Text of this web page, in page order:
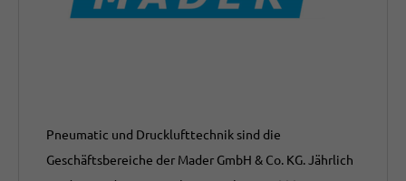
Pneumatic und Drucklufttechnik sind die
Geschäftsbereiche der Mader GmbH & Co. KG. Jährlich